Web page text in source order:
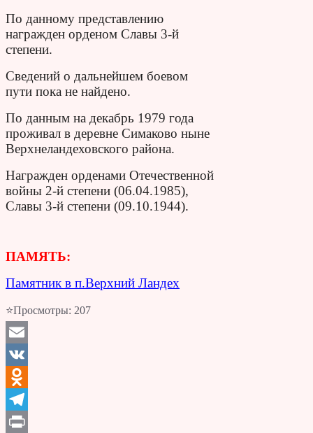
По данному представлению
награжден орденом Славы 3-й
степени.
Сведений о дальнейшем боевом
пути пока не найдено.
По данным на декабрь 1979 года
проживал в деревне Симаково ныне
Верхнеландеховского района.
Награжден орденами Отечественной
войны 2-й степени (06.04.1985),
Славы 3-й степени (09.10.1944).
ПАМЯТЬ:
Памятник в п.Верхний Ландех
⭐Просмотры: 207
Email
VK
Odnoklassniki
Telegram